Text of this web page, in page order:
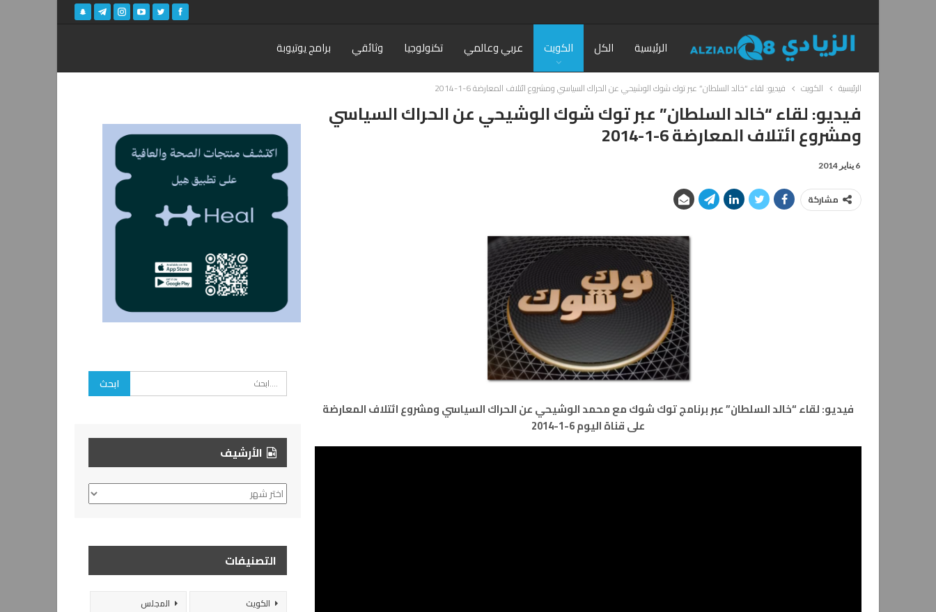
الرئيسية الكل الكويت عربي وعالمي تكنولوجيا وثائقي برامج يوتيوبة
الرئيسية الكويت فيديو: لقاء “خالد السلطان” عبر توك شوك الوشيحي عن الحراك السياسي ومشروع ائتلاف المعارضة 6-1-2014
فيديو: لقاء “خالد السلطان” عبر توك شوك الوشيحي عن الحراك السياسي
ومشروع ائتلاف المعارضة 6-1-2014
6 يناير 2014
مشاركة
فيديو: لقاء “خالد السلطان” عبر برنامج توك شوك مع محمد الوشيحي عن الحراك السياسي ومشروع ائتلاف المعارضة
على قناة اليوم 6-1-2014
الأرشيف
الأرشيف
التصنيفات
الكويت
المجلس